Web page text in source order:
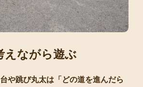
えながら遊ぶ
や跳び丸太は「どの道を進んだら